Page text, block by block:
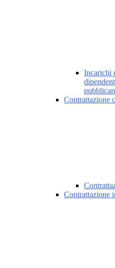
Incarichi
Contrattazione
Contrattazione